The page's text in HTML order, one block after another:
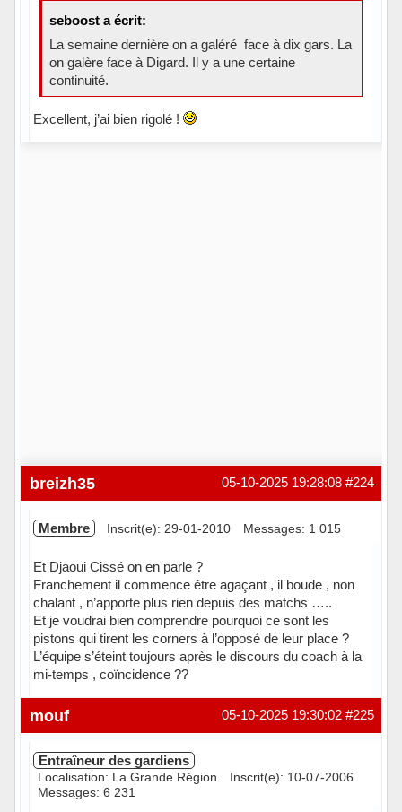
seboost a écrit:
La semaine dernière on a galéré face à dix gars. La
on galère face à Digard. Il y a une certaine
continuité.
Excellent, j’ai bien rigolé !
#224
05-10-2025 19:28:08
breizh35
Membre Inscrit(e): 29-01-2010 Messages: 1 015
Et Djaoui Cissé on en parle ?
Franchement il commence être agaçant , il boude , non
chalant , n’apporte plus rien depuis des matchs …..
Et je voudrai bien comprendre pourquoi ce sont les
pistons qui tirent les corners à l’opposé de leur place ?
L’équipe s’éteint toujours après le discours du coach à la
mi-temps , coïncidence ??
Hors ligne #225
05-10-2025 19:30:02
mouf
Entraîneur des gardiens
Localisation: La Grande Région
Inscrit(e): 10-07-2006
Messages: 6 231